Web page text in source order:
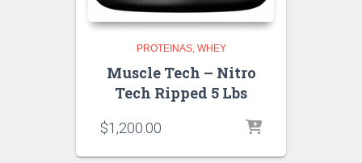
PROTEINAS WHEY
Muscle Tech – Nitro
Tech Ripped 5 Lbs
$1,200.00